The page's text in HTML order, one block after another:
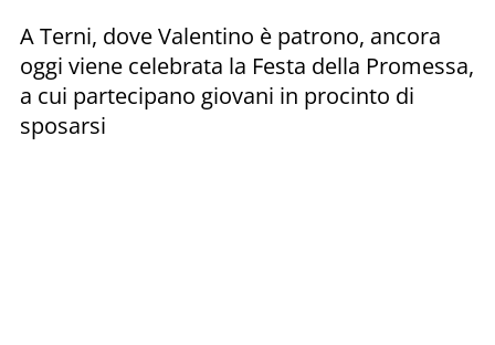
A Terni, dove Valentino è patrono, ancora
oggi viene celebrata la Festa della Promessa,
a cui partecipano giovani in procinto di
sposarsi